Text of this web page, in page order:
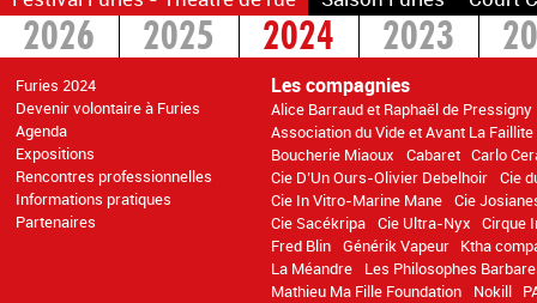
2026 2025 2024
Furies 2024
Devenir volontaire à Furies
Agenda
Expositions
Rencontres professionnelles
Informations pratiques
Partenaires
Les compagnies
Alice Barraud et Raphaël de Pressigny
Association du Vide et Avant La Faillite
Boucherie Miaoux
Cabaret Carlo
Cie D’Un Ours-Olivier Debelhoir Cie
Cie In Vitro-Marine Mane Cie
Cie Sacékripa Cie Ultra-Nyx Cirque
Fred Blin Générik Vapeur Ktha
La Méandre
Les Philosophes
Mathieu Ma Fille Foundation
Nokill
2023
2016
>2014